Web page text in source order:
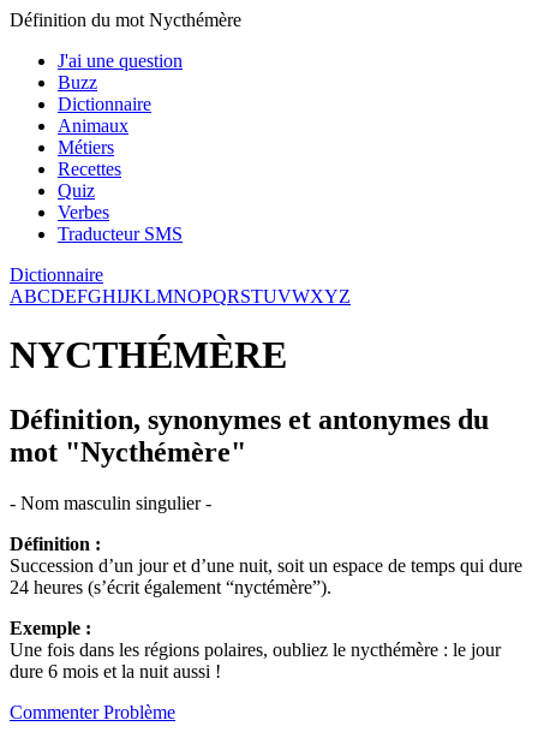
Définition du mot Nycthémère
J'ai une question
Buzz
Dictionnaire
Animaux
Métiers
Recettes
Quiz
Verbes
Traducteur SMS
Dictionnaire
ABCDEFGHIJKLMNOPQRSTUVWXYZ
NYCTHÉMÈRE
Définition, synonymes et antonymes du
mot "Nycthémère"
- Nom masculin singulier -
Définition :
Succession d’un jour et d’une nuit, soit un espace de temps qui dure
24 heures (s’écrit également “nyctémère”).
Exemple :
Une fois dans les régions polaires, oubliez le nycthémère : le jour
dure 6 mois et la nuit aussi !
CommenterProblème